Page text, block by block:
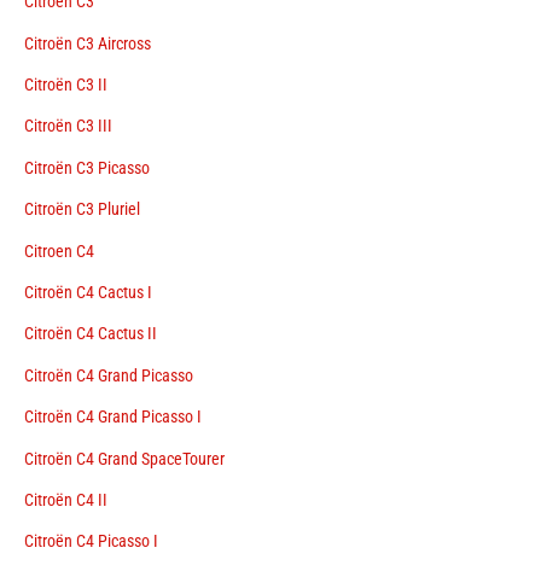
Citroën C3 Aircross
Citroën C3 II
Citroën C3 III
Citroën C3 Picasso
Citroën C3 Pluriel
Citroen C4
Citroën C4 Cactus I
Citroën C4 Cactus II
Citroën C4 Grand Picasso
Citroën C4 Grand Picasso I
Citroën C4 Grand SpaceTourer
Citroën C4 II
Citroën C4 Picasso I